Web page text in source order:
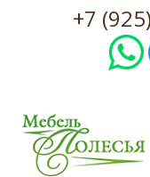
+7